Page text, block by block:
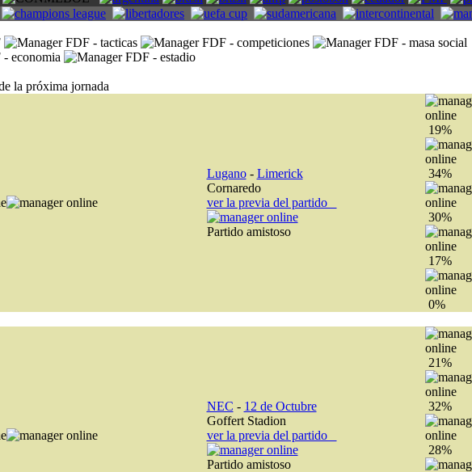
la próxima jornada
Lugano- Limerick
Cornaredo
ver la previa del partido
Partido amistoso
19%
34%
30%
17%
0%
NEC - 12 de Octubre
Goffert Stadion
ver la previa del partido
Partido amistoso
21%
32%
28%